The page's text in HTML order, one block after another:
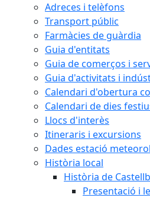
Adreces i telèfons
Transport públic
Farmàcies de guàrdia
Guia d'entitats
Guia de comerços i
Guia d'activitats i
Calendari d'obertura
Calendari de dies
Llocs d'interès
Itineraris i excursions
Dades estació
Història local
Història de
Presentació i